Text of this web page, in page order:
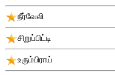
நீர்வேலி
சிறுப்பிட்டி
உரும்பிராய்